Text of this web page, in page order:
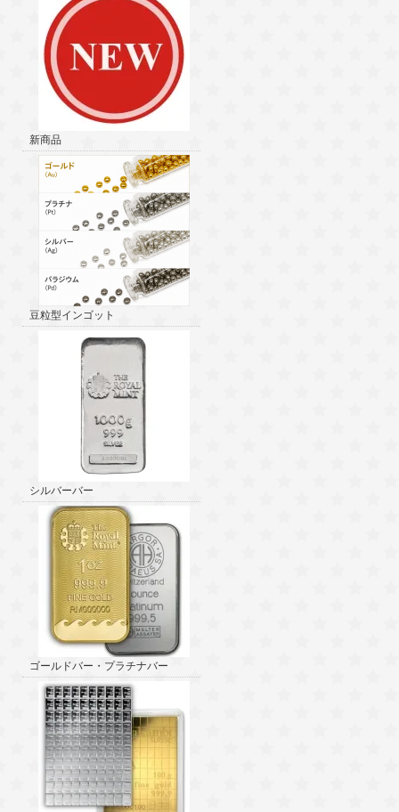
新商品
豆粒型インゴット
シルバーバー
ゴールドバー・プラチナバー